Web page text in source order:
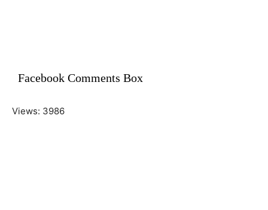
Facebook Comments Box
Views: 3986